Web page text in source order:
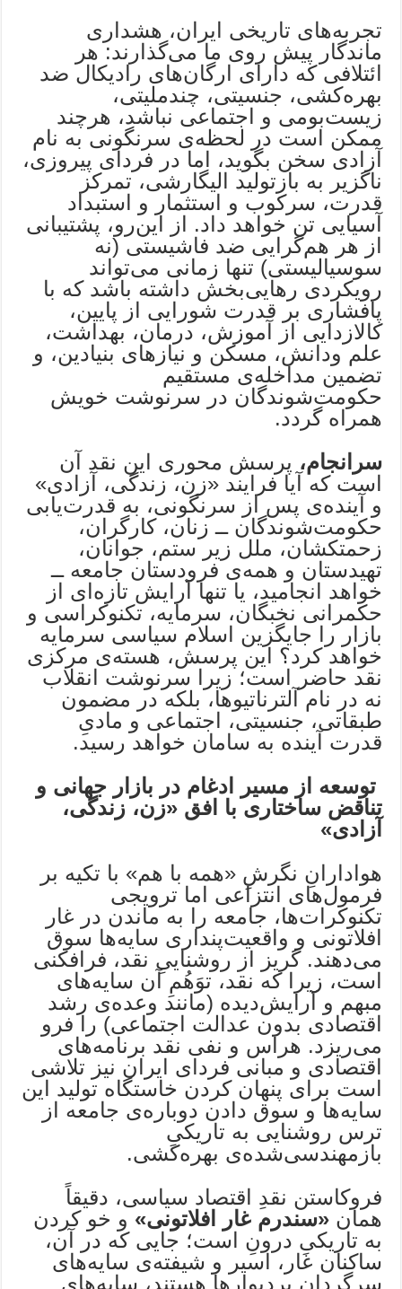
تجربه‌های تاریخی ایران، هشداری
ماندگار پیش روی ما می‌گذارند: هر
ائتلافی که دارای ارگان‌های رادیکال ضد
بهره‌کشی، جنسیتی، چندملیتی،
زیست‌بومی و اجتماعی نباشد، هرچند
ممکن است در لحظه‌ی سرنگونی به نام
آزادی سخن بگوید، اما در فردای پیروزی،
ناگزیر به بازتولید الیگارشی، تمرکز
قدرت، سرکوب و استثمار و استبداد
آسیایی تن خواهد داد. از این‌رو، پشتیبانی
از هر هم‌گرایی ضد فاشیستی (نه
سوسیالیستی) تنها زمانی می‌تواند
رویکردی رهایی‌بخش داشته باشد که با
پافشاری بر قدرت شورایی از پایین،
کالازدایی از آموزش، درمان، بهداشت،
علم ودانش، مسکن و نیازهای بنیادین، و
تضمین مداخله‌ی مستقیم
حکومت‌شوندگان در سرنوشت خویش
همراه گردد.
سرانجام، پرسش محوری این نقد آن
است که آیا فرایند «زن، زندگی، آزادی»
و آینده‌ی پس از سرنگونی، به قدرت‌یابی
حکومت‌شوندگان ــ زنان، کارگران،
زحمتکشان، ملل زیر ستم، جوانان،
تهیدستان و همه‌ی فرودستان جامعه ــ
خواهد انجامید، یا تنها آرایش تازه‌ای از
حکمرانی نخبگان، سرمایه، تکنوکراسی و
بازار را جایگزین اسلام سیاسی سرمایه
خواهد کرد؟ این پرسش، هسته‌ی مرکزی
نقد حاضر است؛ زیرا سرنوشت انقلاب
نه در نام آلترناتیوها، بلکه در مضمون
طبقاتی، جنسیتی، اجتماعی و مادیِ
قدرت آینده به سامان خواهد رسید.
توسعه از مسیر ادغام در بازار جهانی و
تناقض ساختاری با افق «زن، زندگی،
آزادی»
هوادارانِ نگرشِ «همه با هم» با تکیه بر
فرمول‌های انتزاعی اما ترویجی
تکنوکرات‌ها، جامعه را به ماندن در غار
افلاتونی و واقعیت‌پنداری سایه‌ها سوق
می‌دهند. گریز از روشناییِ نقد، فرافکنی
است، زیرا که نقد، توَهُمِ آن سایه‌های
مبهم و آرایش‌دیده (مانند وعده‌ی رشد
اقتصادی بدون عدالت اجتماعی) را فرو
می‌ریزد. هراس و نفی نقد برنامه‌های
اقتصادی و مبانی فردای ایران نیز تلاشی
است برای پنهان کردن خاستگاه تولید این
سایه‌ها و سوق دادن دوباره‌ی جامعه از
ترس روشنایی به تاریکیِ
بازمهندسی‌شده‌ی بهره‌کشی.
فروکاستن نقدِ اقتصاد سیاسی، دقیقاً
همان«سندرم غار افلاتونی» و خو کردن
به تاریکیِ درونِ است؛ جایی که در آن،
ساکنان غار، اسیر و شیفته‌ی سایه‌های
سرگردانِ‌ بردیوارها هستند، سایه‌‌های